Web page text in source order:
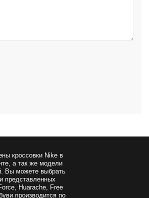
кроссовки Nikeв
а так же модели
Вы можете выбрать
представленных
Huarache, Free
производится по